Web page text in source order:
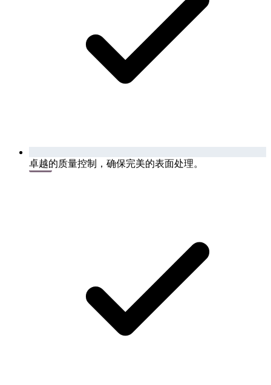
卓越的质量控制，确保完美的表面处理。